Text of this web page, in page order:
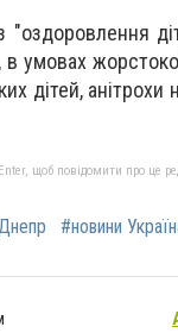
"оздоровлення
умовах
дітей,
щоб повідомити про це
#новини